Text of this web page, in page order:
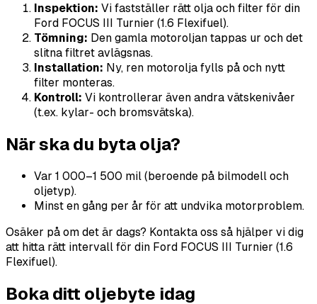
Inspektion: Vi fastställer rätt olja och filter för din
Ford FOCUS III Turnier (1.6 Flexifuel).
Tömning: Den gamla motoroljan tappas ur och det
slitna filtret avlägsnas.
Installation: Ny, ren motorolja fylls på och nytt
filter monteras.
Kontroll: Vi kontrollerar även andra vätskenivåer
(t.ex. kylar- och bromsvätska).
När ska du byta olja?
Var 1 000–1 500 mil (beroende på bilmodell och
oljetyp).
Minst en gång per år för att undvika motorproblem.
Osäker på om det är dags? Kontakta oss så hjälper vi dig
att hitta rätt intervall för din Ford FOCUS III Turnier (1.6
Flexifuel).
Boka ditt oljebyte idag